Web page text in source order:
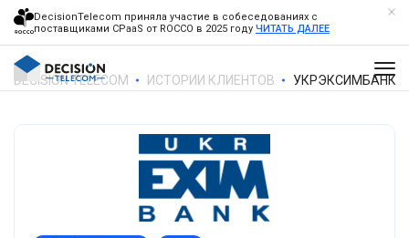
DecisionTelecom приняла участие в собеседованиях с
поставщиками CPaaS от ROCCO в 2025 году ЧИТАТЬ ДАЛЕЕ
DECISION TELECOM ИСТОРИИ КЛИЕНТОВ УКРЭКСИМБАНК И